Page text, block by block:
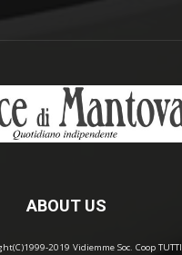
ABOUT US
2019 Vidiemme Soc. Coop